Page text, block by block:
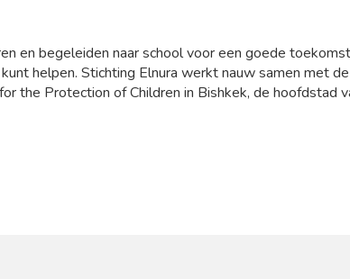
en begeleiden naar school voor een goede
helpen. Stichting Elnura werkt nauw samen met
the Protection of Children in Bishkek, de hoofdstad